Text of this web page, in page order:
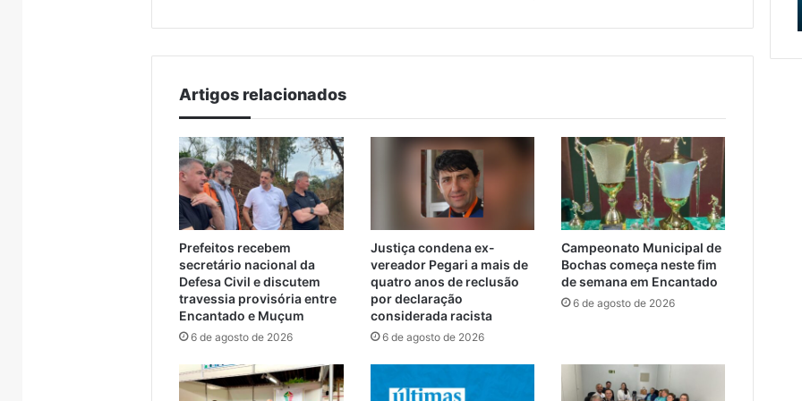
Artigos relacionados
Prefeitos recebem
secretário nacional da
Defesa Civil e discutem
travessia provisória entre
Encantado e Muçum
6 de agosto de 2026
Justiça condena ex-
vereador Pegari a mais de
quatro anos de reclusão
por declaração
considerada racista
6 de agosto de 2026
Campeonato Municipal de
Bochas começa neste fim
de semana em Encantado
6 de agosto de 2026
Encantado
do